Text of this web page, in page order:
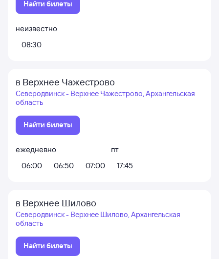
Найти билеты
неизвестно
08:30
в Верхнее Чажестрово
Северодвинск - Верхнее Чажестрово, Архангельская
область
Найти билеты
ежедневно
06:00
06:50 07:00
пт
17:45
в Верхнее Шилово
Северодвинск - Верхнее Шилово, Архангельская
область
Найти билеты